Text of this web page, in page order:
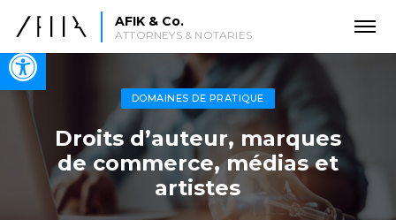
Open toolbar
AFIK & Co.
ATTORNEYS & NOTARIES
DOMAINES DE PRATIQUE
Droits d’auteur, marques
de commerce, médias et
artistes